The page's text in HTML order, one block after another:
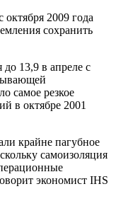
2009 года
сохранить
13,9 в апреле с
самое резкое
в октябре 2001
крайне пагубное
самоизоляция
экономист IHS